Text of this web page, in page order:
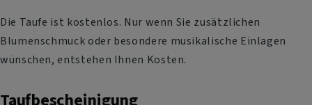
Die Taufe ist kostenlos. Nur wenn Sie zusätzlichen
Blumenschmuck oder besondere musikalische Einlagen
wünschen, entstehen Ihnen Kosten.
Taufbescheinigung